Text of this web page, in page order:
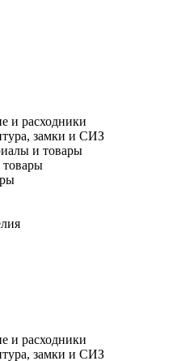
и расходники
замки и СИЗ
и товары
и расходники
замки и СИЗ